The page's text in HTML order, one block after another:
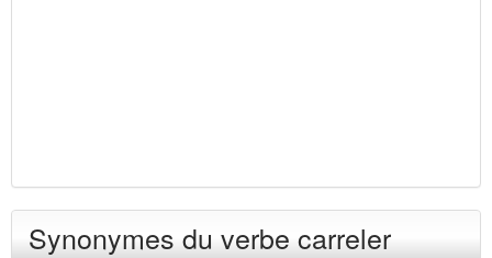
Synonymes du verbe carreler